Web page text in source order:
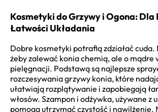
Kosmetyki do Grzywy i Ogona: Dla
Łatwości Układania
Dobre kosmetyki potrafią zdziałać cuda.
żeby zalewać konia chemią, ale o mądre
pielęgnacji. Podstawą są najlepsze
rozczesywania grzywy konia, które
ułatwiają rozplątywanie i zapobiegają
włosów. Szampon i odżywka, używane z
pomogą utrzymać czystość i nawilżenie.